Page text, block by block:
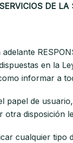
DE
en la
informar a
papel de
otra disposición
cualquier